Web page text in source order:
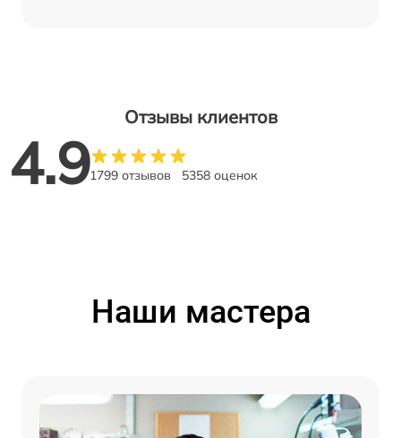
Отзывы клиентов
4.91799 отзывов 5358 оценок
Наши мастера